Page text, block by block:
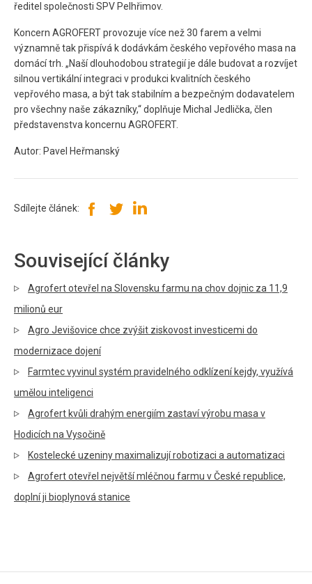
ředitel společnosti SPV Pelhřimov.
Koncern AGROFERT provozuje více než 30 farem a velmi
významně tak přispívá k dodávkám českého vepřového masa na
domácí trh. „Naší dlouhodobou strategií je dále budovat a rozvíjet
silnou vertikální integraci v produkci kvalitních českého
vepřového masa, a být tak stabilním a bezpečným dodavatelem
pro všechny naše zákazníky,“ doplňuje Michal Jedlička, člen
představenstva koncernu AGROFERT.
Autor: Pavel Heřmanský
Sdílejte článek:
Související články
Agrofert otevřel na Slovensku farmu na chov dojnic za 11,9
milionů eur
Agro Jevišovice chce zvýšit ziskovost investicemi do
modernizace dojení
Farmtec vyvinul systém pravidelného odklízení kejdy, využívá
umělou inteligenci
Agrofert kvůli drahým energiím zastaví výrobu masa v
Hodicích na Vysočině
Kostelecké uzeniny maximalizují robotizaci a automatizaci
Agrofert otevřel největší mléčnou farmu v České republice,
doplní ji bioplynová stanice